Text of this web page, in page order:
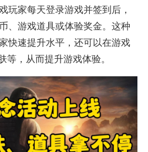
玩家每天登录游戏并签到后，
、游戏道具或体验奖金。这种
快速提升水平，还可以在游戏
，从而提升游戏体验。